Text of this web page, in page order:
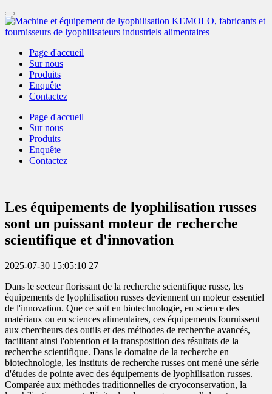
Page d'accueil
Sur nous
Produits
Enquête
Contactez
Page d'accueil
Sur nous
Produits
Enquête
Contactez
Les équipements de lyophilisation russes
sont un puissant moteur de recherche
scientifique et d'innovation
2025-07-30 15:05:10 27
Dans le secteur florissant de la recherche scientifique russe, les
équipements de lyophilisation russes deviennent un moteur essentiel
de l'innovation. Que ce soit en biotechnologie, en science des
matériaux ou en sciences alimentaires, ces équipements fournissent
aux chercheurs des outils et des méthodes de recherche avancés,
facilitant ainsi l'obtention et la transposition des résultats de la
recherche scientifique. Dans le domaine de la recherche en
biotechnologie, les instituts de recherche russes ont mené une série
d'études de pointe avec des équipements de lyophilisation russes.
Comparée aux méthodes traditionnelles de cryoconservation, la